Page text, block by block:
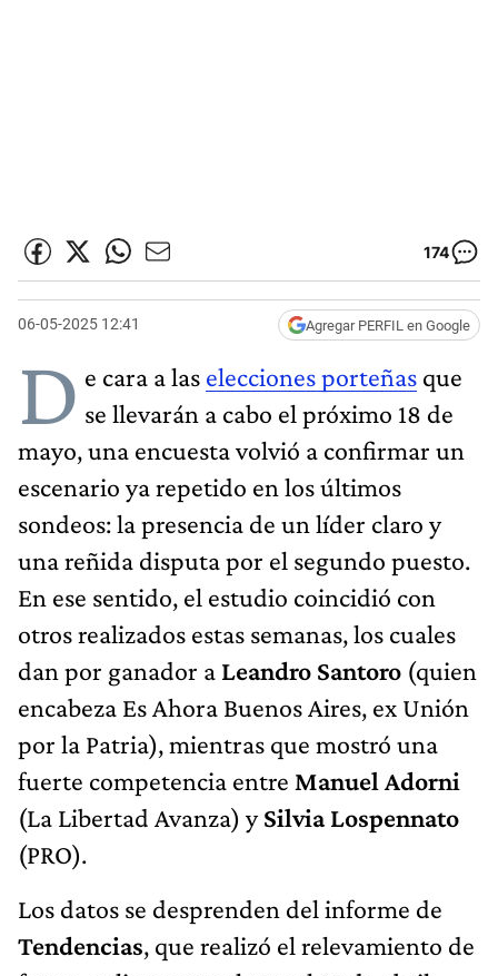
174
06-05-2025 12:41 Agregar PERFIL en Google
D e cara a las elecciones porteñas que
se llevarán a cabo el próximo 18 de
mayo, una encuesta volvió a confirmar un
escenario ya repetido en los últimos
sondeos: la presencia de un líder claro y
una reñida disputa por el segundo puesto.
En ese sentido, el estudio coincidió con
otros realizados estas semanas, los cuales
dan por ganador a Leandro Santoro (quien
encabeza Es Ahora Buenos Aires, ex Unión
por la Patria), mientras que mostró una
fuerte competencia entre Manuel Adorni
(La Libertad Avanza) ySilvia Lospennato
(PRO).
Los datos se desprenden del informe de
Tendencias, que realizó el relevamiento de